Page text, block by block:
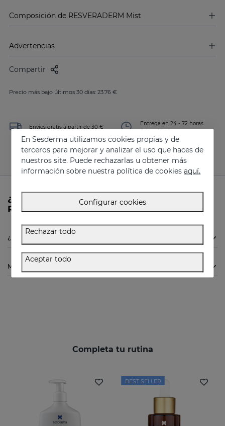
Composición de RESVERADERM Mist
Advertencias
Compartir
Precio más bajo últimos 30 días: 23.76 €
Envíos gratis a partir de 30 €
Entrega en 24 - 72 horas
(laborables)
¿Necesitas más información sobre
RESVERADERM Mist de Sesderma?
¿Está indicado el RESVERADERM Mist de Sesderma para mí?
Modo de empleo
Completa tu rutina
BEST SELLER
En Sesderma utilizamos cookies propias y de
terceros para mejorar y analizar el uso que haces de
nuestros site. Puede rechazarlas u obtener más
información sobre nuestra política de cookiesaquí.
Configurar cookies
Rechazar todo
Aceptar todo